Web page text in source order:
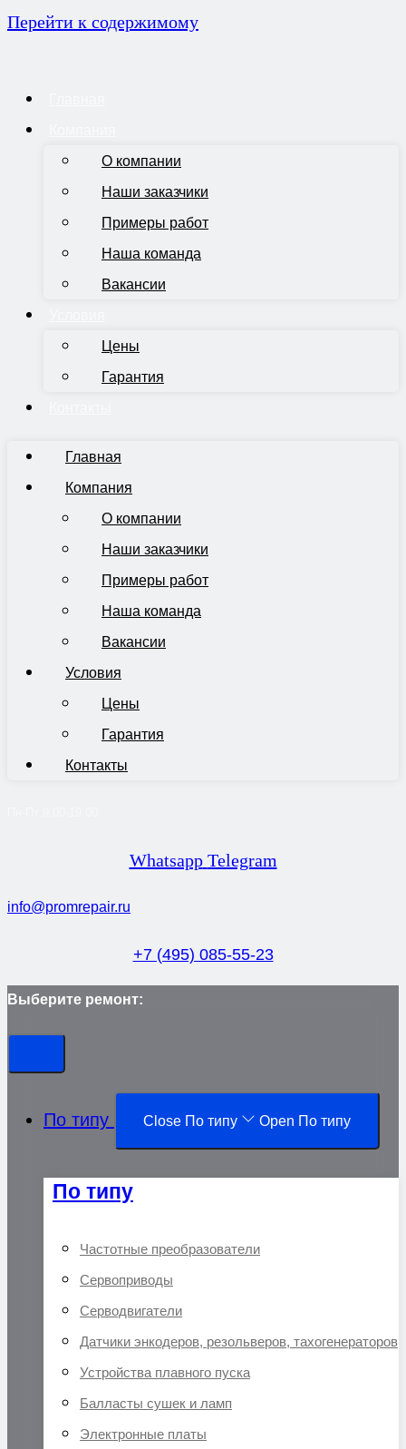
Перейти к содержимому
О компании
Наши заказчики
Примеры работ
Наша команда
Вакансии
Цены
Гарантия
Главная
Компания
О компании
Наши заказчики
Примеры работ
Наша команда
Вакансии
Условия
Цены
Гарантия
Контакты
Whatsapp Telegram
info@promrepair.ru
+7 (495) 085-55-23
Выберите ремонт:
По типу Close По типу Open По типу
По типу
Частотные преобразователи
Сервоприводы
Серводвигатели
Датчики энкодеров, резольверов, тахогенераторов
Устройства плавного пуска
Балласты сушек и ламп
Электронные платы